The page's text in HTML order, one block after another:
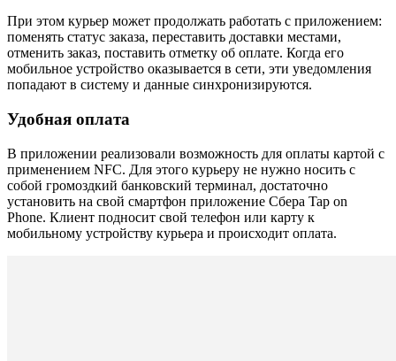
При этом курьер может продолжать работать с приложением:
поменять статус заказа, переставить доставки местами,
отменить заказ, поставить отметку об оплате. Когда его
мобильное устройство оказывается в сети, эти уведомления
попадают в систему и данные синхронизируются.
Удобная оплата
В приложении реализовали возможность для оплаты картой с
применением NFC. Для этого курьеру не нужно носить с
собой громоздкий банковский терминал, достаточно
установить на свой смартфон приложение Сбера Tap on
Phone. Клиент подносит свой телефон или карту к
мобильному устройству курьера и происходит оплата.